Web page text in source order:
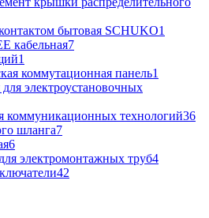
бытовая SCHUKO1
кабельная7
1
коммутационная панель1
электроустановочных
коммуникационных технологий36
шланга7
6
электромонтажных труб4
42